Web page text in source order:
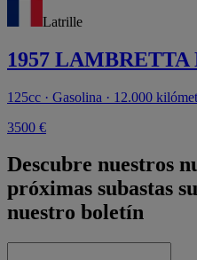
Latrille
1957 LAMBRETTA
125cc · Gasolina · 12.000
3500 €
Descubre nuestros
próximas subastas
nuestro boletín